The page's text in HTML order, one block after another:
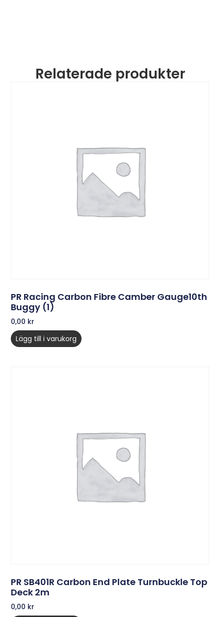
Relaterade produkter
PR Racing Carbon Fibre Camber Gauge10th
Buggy (1)
0,00 kr
Lägg till i varukorg
PR SB401R Carbon End Plate Turnbuckle Top
Deck 2m
0,00 kr